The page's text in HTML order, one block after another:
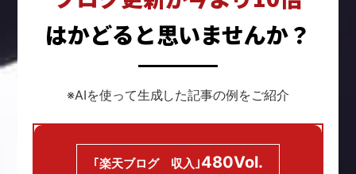
はかどると思いませんか？
※AIを使って生成した記事の例をご紹介
｢楽天ブログ 収入｣480Vol.